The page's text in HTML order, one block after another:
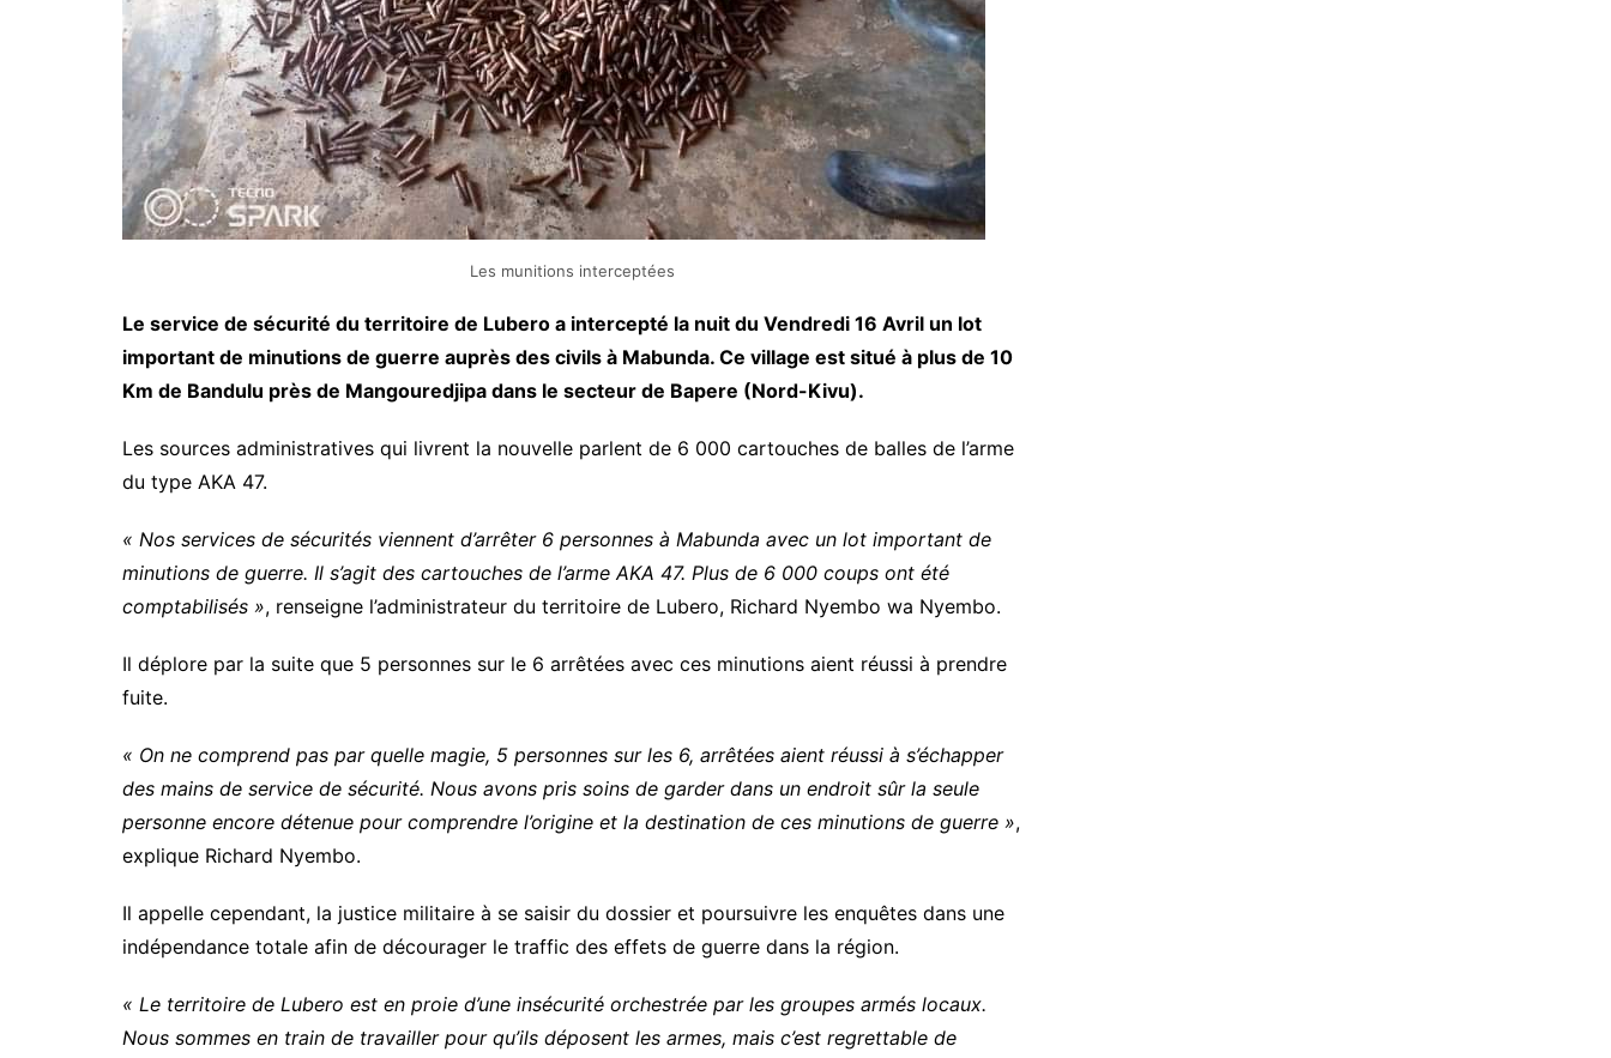
Les munitions interceptées
Le service de sécurité du territoire de Lubero a intercepté la nuit du Vendredi 16 Avril un lot
important de minutions de guerre auprès des civils à Mabunda. Ce village est situé à plus de 10
Km de Bandulu près de Mangouredjipa dans le secteur de Bapere (Nord-Kivu).
Les sources administratives qui livrent la nouvelle parlent de 6 000 cartouches de balles de l’arme
du type AKA 47.
« Nos services de sécurités viennent d’arrêter 6 personnes à Mabunda avec un lot important de
minutions de guerre. Il s’agit des cartouches de l’arme AKA 47. Plus de 6 000 coups ont été
comptabilisés », renseigne l’administrateur du territoire de Lubero, Richard Nyembo wa Nyembo.
Il déplore par la suite que 5 personnes sur le 6 arrêtées avec ces minutions aient réussi à prendre
fuite.
« On ne comprend pas par quelle magie, 5 personnes sur les 6, arrêtées aient réussi à s’échapper
des mains de service de sécurité. Nous avons pris soins de garder dans un endroit sûr la seule
personne encore détenue pour comprendre l’origine et la destination de ces minutions de guerre »,
explique Richard Nyembo.
Il appelle cependant, la justice militaire à se saisir du dossier et poursuivre les enquêtes dans une
indépendance totale afin de décourager le traffic des effets de guerre dans la région.
« Le territoire de Lubero est en proie d’une insécurité orchestrée par les groupes armés locaux.
Nous sommes en train de travailler pour qu’ils déposent les armes, mais c’est regrettable de